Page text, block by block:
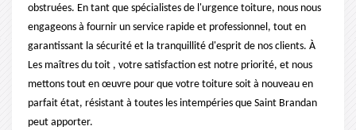
obstruées. En tant que spécialistes de l'urgence toiture, nous nous
engageons à fournir un service rapide et professionnel, tout en
garantissant la sécurité et la tranquillité d'esprit de nos clients. À
Les maîtres du toit , votre satisfaction est notre priorité, et nous
mettons tout en œuvre pour que votre toiture soit à nouveau en
parfait état, résistant à toutes les intempéries que Saint Brandan
peut apporter.